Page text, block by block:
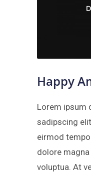
Happy
Lorem ipsum
sadipscing
eirmod
dolore
voluptua. At